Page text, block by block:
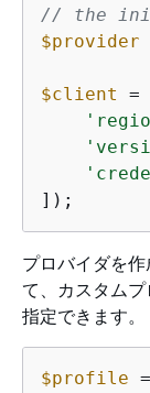
// the ini
$provider
$client =
]);
プロバイダを
て、カスタム
指定できます。
$profile